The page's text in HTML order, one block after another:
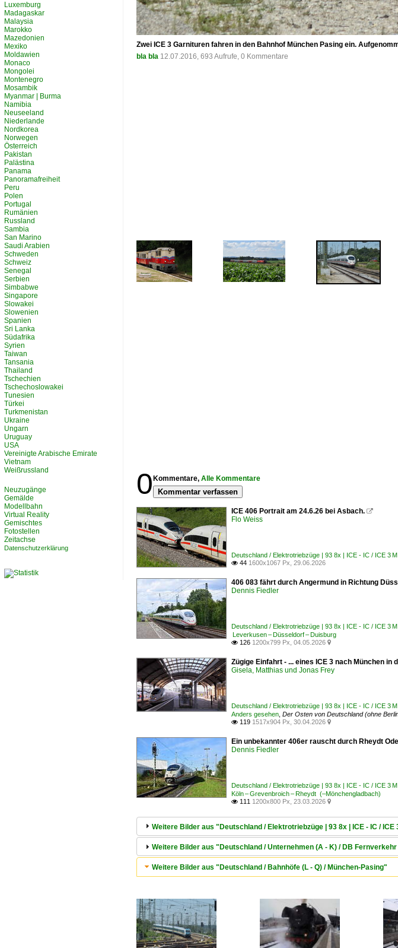
Zwei ICE 3 Garnituren fahren in den Bahnhof München Pasing ein.
bla bla 12.07.2016, 693 Aufrufe, 0 Kommentare
0 Kommentare, Alle Kommentare
Kommentar verfassen
ICE 406 Portrait am 24.6.26 bei Asbach. 
Flo Weiss
Deutschland / Elektrotriebzüge | 93 8x | ICE - IC / ICE 3
 44 1600x1067 Px, 29.06.2026
406 083 fährt durch Angermund in Richtung
Dennis Fiedler
Deutschland / Elektrotriebzüge | 93 8x | ICE - IC / ICE 3
Leverkusen – Düsseldorf – Duisburg
 126 1200x799 Px, 04.05.2026 
Zügige Einfahrt - ... eines ICE 3 nach München
Gisela, Matthias und Jonas Frey
Deutschland / Elektrotriebzüge | 93 8x | ICE - IC / ICE 3
Anders gesehen Der Osten von Deutschland (ohne
 119 1517x904 Px, 30.04.2026 
Ein unbekannter 406er rauscht durch Rheydt
Dennis Fiedler
Deutschland / Elektrotriebzüge | 93 8x | ICE - IC / ICE 3
Köln – Grevenbroich – Rheydt (–Mönchengladbach)
 111 1200x800 Px, 23.03.2026 
Weitere Bilder aus "Deutschland / Elektrotriebzüge | 93 8x | ICE - IC / ICE
Weitere Bilder aus "Deutschland / Unternehmen (A - K) / DB
Weitere Bilder aus "Deutschland / Bahnhöfe (L - Q) / München-Pasing"
Luxemburg
Madagaskar
Malaysia
Marokko
Mazedonien
Mexiko
Moldawien
Monaco
Mongolei
Montenegro
Mosambik
Myanmar | Burma
Namibia
Neuseeland
Niederlande
Nordkorea
Norwegen
Österreich
Pakistan
Palästina
Panama
Panoramafreiheit
Peru
Polen
Portugal
Rumänien
Russland
Sambia
San Marino
Saudi Arabien
Schweden
Schweiz
Senegal
Serbien
Simbabwe
Singapore
Slowakei
Slowenien
Spanien
Sri Lanka
Südafrika
Syrien
Taiwan
Tansania
Thailand
Tschechien
Tschechoslowakei
Tunesien
Türkei
Turkmenistan
Ukraine
Ungarn
Uruguay
USA
Vereinigte Arabische Emirate
Vietnam
Weißrussland
Neuzugänge
Gemälde
Modellbahn
Virtual Reality
Gemischtes
Fotostellen
Zeitachse
Datenschutzerklärung